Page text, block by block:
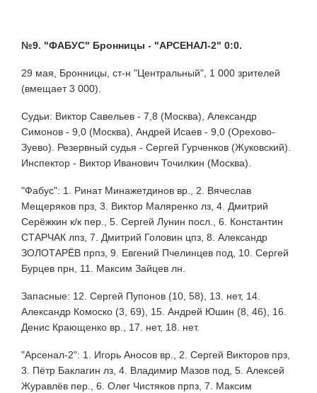
№9. "ФАБУС" Бронницы - "АРСЕНАЛ-2" 0:0.
29 мая, Бронницы, ст-н "Центральный", 1 000 зрителей
(вмещает 3 000).
Судьи: Виктор Савельев - 7,8 (Москва), Александр
Симонов - 9,0 (Москва), Андрей Исаев - 9,0 (Орехово-
Зуево). Резервный судья - Сергей Гурченков (Жуковский).
Инспектор - Виктор Иванович Точилкин (Москва).
"Фабус": 1. Ринат Минажетдинов вр., 2. Вячеслав
Мещеряков прз, 3. Виктор Маляренко лз, 4. Дмитрий
Серёжкин к/к пер., 5. Сергей Лунин посл., 6. Константин
СТАРЧАК лпз, 7. Дмитрий Головин цпз, 8. Александр
ЗОЛОТАРЁВ прпз, 9. Евгений Пчелинцев под, 10. Сергей
Бурцев прн, 11. Максим Зайцев лн.
Запасные: 12. Сергей Пупонов (10, 58), 13. нет, 14.
Александр Комоско (3, 69), 15. Андрей Юшин (8, 46), 16.
Денис Крающенко вр., 17. нет, 18. нет.
"Арсенал-2": 1. Игорь Аносов вр., 2. Сергей Викторов прз,
3. Пётр Баклагин лз, 4. Владимир Мазов под, 5. Алексей
Журавлёв пер., 6. Олег Чистяков прпз, 7. Максим